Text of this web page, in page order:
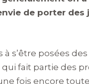
de porter
s’être posées
fait partie des
fois encore